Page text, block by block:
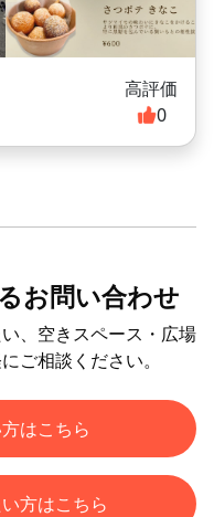
高評価
0
お問い合わせ
、空きスペース・広場
ご相談ください。
はこちら
方はこちら